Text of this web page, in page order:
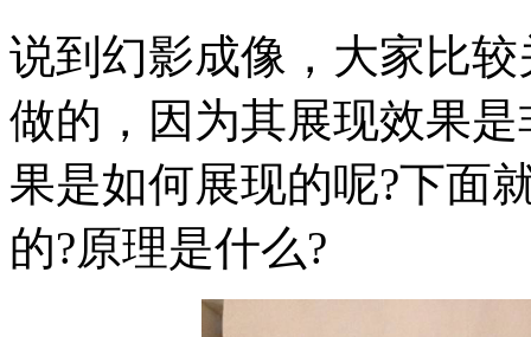
说到幻影成像，大家比
做的，因为其展现效果
果是如何展现的呢?下面
的?原理是什么?